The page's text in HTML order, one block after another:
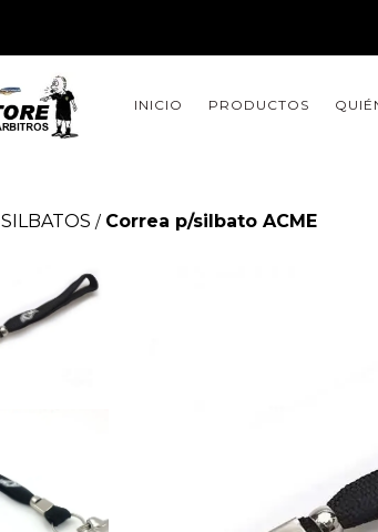
INICIO PRODUCTOS
SILBATOS / Correa p/silbato ACME